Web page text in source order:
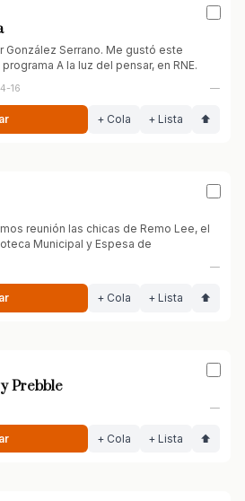
González Serrano. Me gustó este
A la luz del pensar, en RNE.
16 —
+ Cola + Lista ⬆
reunión las chicas de Remo Lee, el
Municipal y Espesa de
—
+ Cola + Lista ⬆
Prebble
—
+ Cola + Lista ⬆